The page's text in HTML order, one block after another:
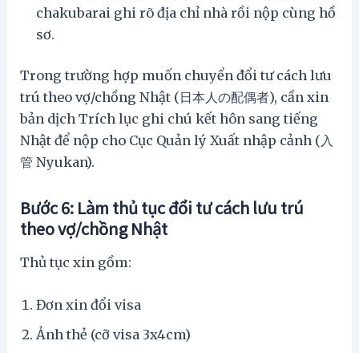
chakubarai ghi rõ địa chỉ nhà rồi nộp cùng hồ
sơ.
Trong trường hợp muốn chuyển đổi tư cách lưu
trú theo vợ/chồng Nhật (日本人の配偶者), cần xin
bản dịch Trích lục ghi chú kết hôn sang tiếng
Nhật để nộp cho Cục Quản lý Xuất nhập cảnh (入
管 Nyukan).
Bước 6: Làm thủ tục đổi tư cách lưu trú
theo vợ/chồng Nhật
Thủ tục xin gồm:
Đơn xin đổi visa
Ảnh thẻ (cỡ visa 3x4cm)